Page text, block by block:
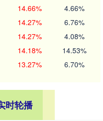
14.66% 4.66%
14.27% 6.76%
14.27% 4.08%
14.18% 14.53%
13.27% 6.70%
时轮播